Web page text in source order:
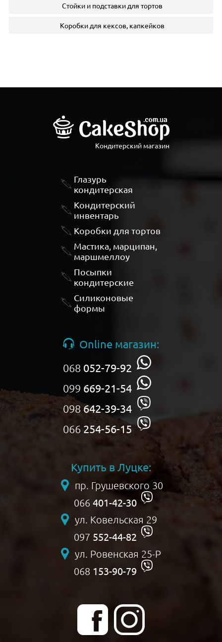
Стойки и подставки для тортов
Коробки для кексов, капкейков
Кондитерский магазин
Глазурь
кондитерская
Кондитерский
инвентарь
Коробки для тортов
Мастика, марципан,
маршмеллоу
Посыпки
кондитерские
Силиконовые
формы
Online магазин:
068 052-79-92
099 669-21-54
098 642-39-34
066 254-56-15
Купить в Луцке:
пр. Грушевского 30
066 401-42-30
ул. Ковельская 29
097 552-44-82
ул. Ровенская 25-Р
068 153-90-79